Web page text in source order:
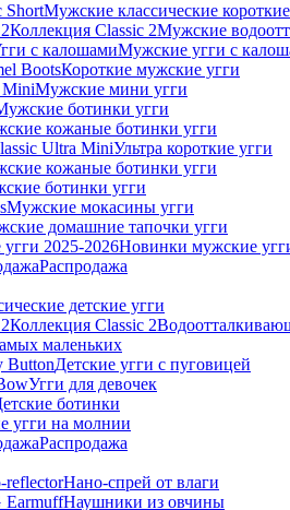
ShortМужские классические
Коллекция Classic 2Мужские
с калошамиМужские угги с
BootsКороткие мужские угги
MiniМужские мини угги
ботинки угги
кожаные ботинки угги
Ultra MiniУльтра короткие угги
кожаные ботинки угги
ботинки угги
Мужские мокасины угги
домашние тапочки угги
Новинки мужские
Распродажа
детские угги
Коллекция Classic 2
маленьких
ButtonДетские угги с пуговицей
Угги для девочек
ботинки
угги на молнии
Распродажа
reflectorНано-спрей от влаги
EarmuffНаушники из овчины